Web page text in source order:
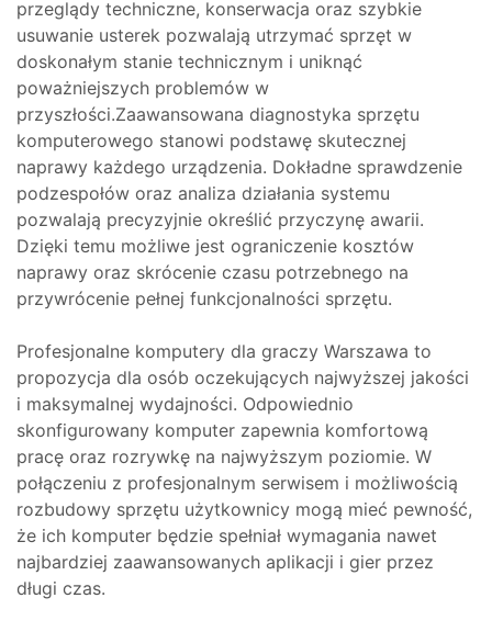
przeglądy techniczne, konserwacja oraz szybkie
usuwanie usterek pozwalają utrzymać sprzęt w
doskonałym stanie technicznym i uniknąć
poważniejszych problemów w
przyszłości.Zaawansowana diagnostyka sprzętu
komputerowego stanowi podstawę skutecznej
naprawy każdego urządzenia. Dokładne sprawdzenie
podzespołów oraz analiza działania systemu
pozwalają precyzyjnie określić przyczynę awarii.
Dzięki temu możliwe jest ograniczenie kosztów
naprawy oraz skrócenie czasu potrzebnego na
przywrócenie pełnej funkcjonalności sprzętu.
Profesjonalne komputery dla graczy Warszawa to
propozycja dla osób oczekujących najwyższej jakości
i maksymalnej wydajności. Odpowiednio
skonfigurowany komputer zapewnia komfortową
pracę oraz rozrywkę na najwyższym poziomie. W
połączeniu z profesjonalnym serwisem i możliwością
rozbudowy sprzętu użytkownicy mogą mieć pewność,
że ich komputer będzie spełniał wymagania nawet
najbardziej zaawansowanych aplikacji i gier przez
długi czas.